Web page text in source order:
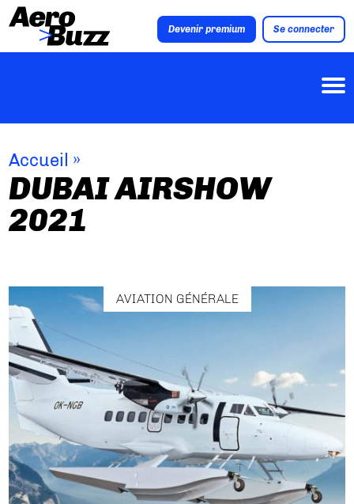
Devenir premium Se connecter
Accueil »
DUBAI AIRSHOW
2021
AVIATION GÉNÉRALE